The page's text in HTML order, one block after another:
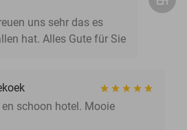
uns sehr das es
hat. Alles Gute für Sie
en schoon hotel. Mooie